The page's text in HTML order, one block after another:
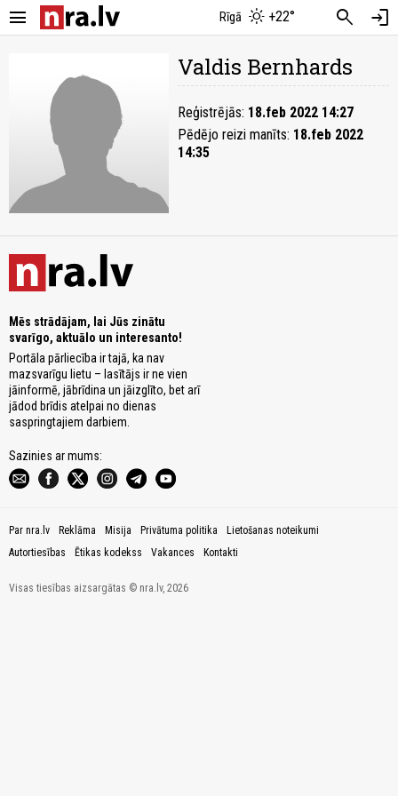
menu Rīgā +22° search login
Valdis Bernhards
Reģistrējās: 18.feb 2022 14:27
Pēdējo reizi manīts: 18.feb 2022
14:35
Mēs strādājam, lai Jūs zinātu
svarīgo, aktuālo un interesanto!
Portāla pārliecība ir tajā, ka nav
mazsvarīgu lietu – lasītājs ir ne vien
jāinformē, jābrīdina un jāizglīto, bet arī
jādod brīdis atelpai no dienas
saspringtajiem darbiem.
Sazinies ar mums:
Par nra.lv Reklāma Misija Privātuma politika
Lietošanas noteikumi
Autortiesības
Ētikas kodekss Vakances Kontakti
Visas tiesības aizsargātas © nra.lv, 2026